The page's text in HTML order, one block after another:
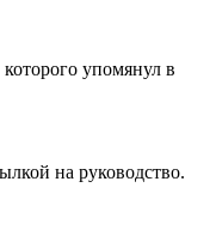
упомянул в
на руководство.